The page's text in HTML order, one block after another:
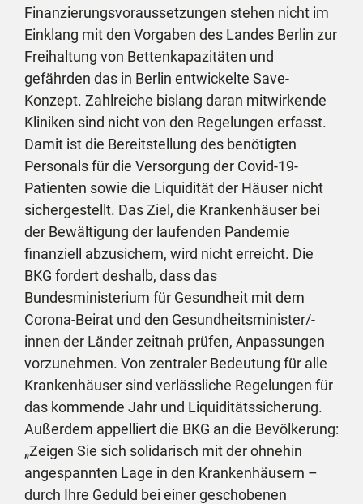
Finanzierungsvoraussetzungen stehen nicht im
Einklang mit den Vorgaben des Landes Berlin zur
Freihaltung von Bettenkapazitäten und
gefährden das in Berlin entwickelte Save-
Konzept. Zahlreiche bislang daran mitwirkende
Kliniken sind nicht von den Regelungen erfasst.
Damit ist die Bereitstellung des benötigten
Personals für die Versorgung der Covid-19-
Patienten sowie die Liquidität der Häuser nicht
sichergestellt. Das Ziel, die Krankenhäuser bei
der Bewältigung der laufenden Pandemie
finanziell abzusichern, wird nicht erreicht. Die
BKG fordert deshalb, dass das
Bundesministerium für Gesundheit mit dem
Corona-Beirat und den Gesundheitsminister/-
innen der Länder zeitnah prüfen, Anpassungen
vorzunehmen. Von zentraler Bedeutung für alle
Krankenhäuser sind verlässliche Regelungen für
das kommende Jahr und Liquiditätssicherung.
Außerdem appelliert die BKG an die Bevölkerung:
„Zeigen Sie sich solidarisch mit der ohnehin
angespannten Lage in den Krankenhäusern –
durch Ihre Geduld bei einer geschobenen